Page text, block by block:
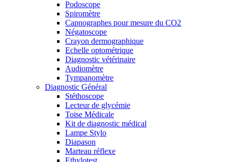
Podoscope
Spiromètre
Capnographes pour mesure du CO2
Négatoscope
Crayon dermographique
Echelle optométrique
Diagnostic vétérinaire
Audiomètre
Tympanomètre
Diagnostic Général
Stéthoscope
Lecteur de glycémie
Toise Médicale
Kit de diagnostic médical
Lampe Stylo
Diapason
Marteau réflexe
Ethylotest